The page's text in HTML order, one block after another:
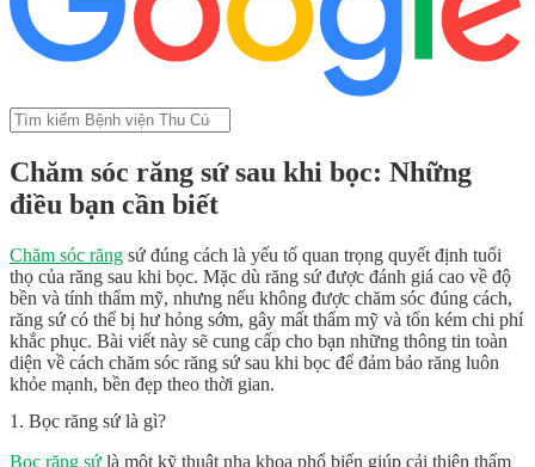
Chăm sóc răng sứ sau khi bọc: Những
điều bạn cần biết
Chăm sóc răng sứ đúng cách là yếu tố quan trọng quyết định tuổi
thọ của răng sau khi bọc. Mặc dù răng sứ được đánh giá cao về độ
bền và tính thẩm mỹ, nhưng nếu không được chăm sóc đúng cách,
răng sứ có thể bị hư hỏng sớm, gây mất thẩm mỹ và tốn kém chi phí
khắc phục. Bài viết này sẽ cung cấp cho bạn những thông tin toàn
diện về cách chăm sóc răng sứ sau khi bọc để đảm bảo răng luôn
khỏe mạnh, bền đẹp theo thời gian.
1. Bọc răng sứ là gì?
Bọc răng sứ là một kỹ thuật nha khoa phổ biến giúp cải thiện thẩm